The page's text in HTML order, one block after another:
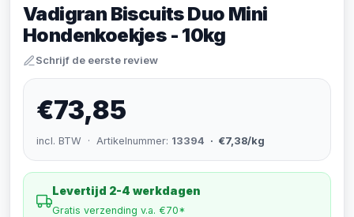
Vadigran Biscuits Duo Mini
Hondenkoekjes - 10kg
Schrijf de eerste review
€73,85
incl. BTW · Artikelnummer: 13394 · €7,38/kg
Levertijd 2-4 werkdagen
Gratis verzending v.a. €70*